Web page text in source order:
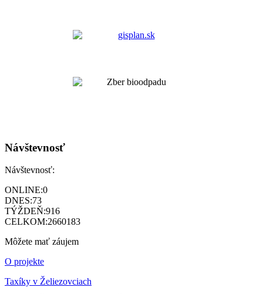
Návštevnosť
Návštevnosť:
ONLINE:0
DNES:73
TÝŽDEŇ:916
CELKOM:2660183
Môžete mať záujem
O projekte
Taxíky v Želiezovciach